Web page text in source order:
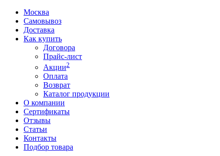
Москва
Самовывоз
Доставка
Как купить
Договора
Прайс-лист
Акции2
Оплата
Возврат
Каталог продукции
О компании
Сертификаты
Отзывы
Статьи
Контакты
Подбор товара